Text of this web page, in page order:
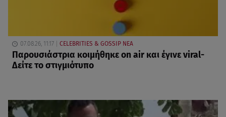
07.08.26, 11:17 CELEBRITIES & GOSSIP ΝΕΑ
Παρουσιάστρια κοιμήθηκε on air και έγινε viral-
Δείτε το στιγμιότυπο